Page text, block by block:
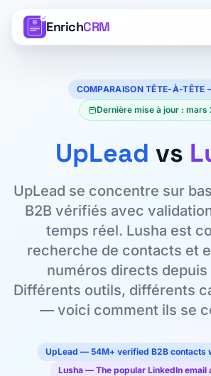
EnrichCRM
COMPARAISON TÊTE-À-
Dernière mise à jour : mars
UpLead vs
UpLead se concentre sur
B2B vérifiés avec
temps réel. Lusha est
recherche de contacts et
numéros directs depuis
Différents outils, différents
— voici comment ils se
UpLead — 54M+ verified B2B contacts
Lusha — The popular LinkedIn email